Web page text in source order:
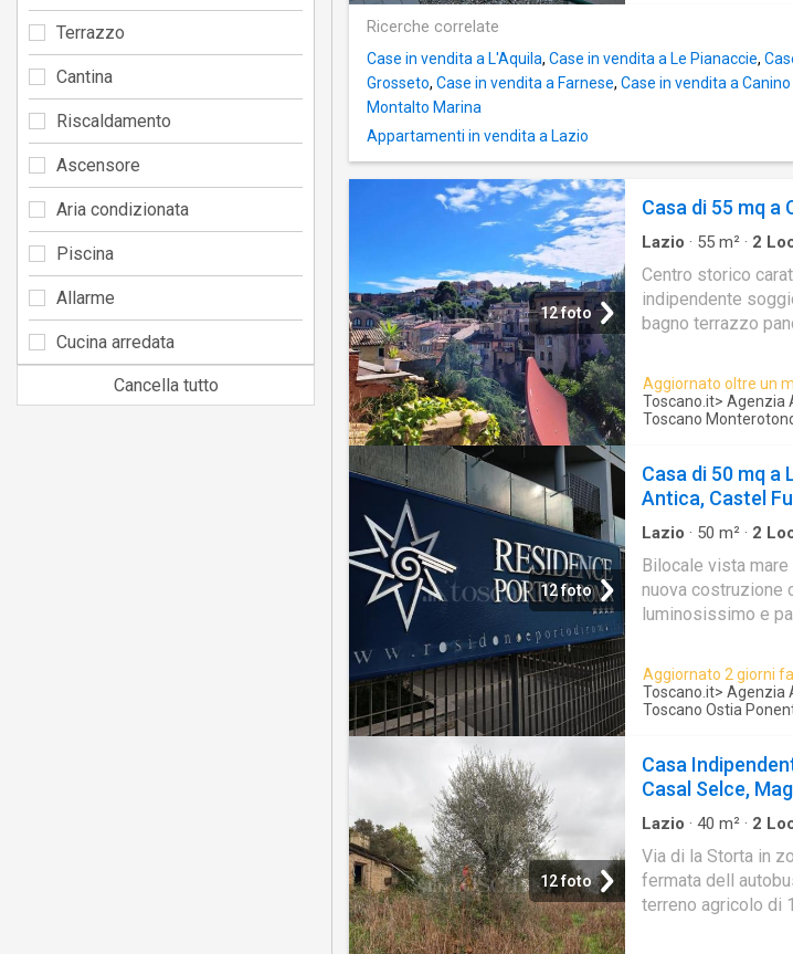
Ricerche correlate
Case in vendita a L'Aquila, Case in vendita a Le Pianaccie,
Grosseto, Case in vendita a Farnese, Case in vendita a
Montalto Marina
Appartamenti in vendita a Lazio
12 foto
Casa di 55 mq a
Lazio · 55 m² · 2
Centro storico
indipendente
bagno terrazzo
Aggiornato oltre un
Toscano.it> Agenzia
Toscano
12 foto
Casa di 50 mq a
Antica, Castel
Lazio · 50 m² · 2
Bilocale vista
nuova costruzione
luminosissimo e
Aggiornato 2 giorni fa
Toscano.it> Agenzia
Toscano Ostia
12 foto
Casa
Casal Selce,
Lazio · 40 m² · 2
Via di la Storta in
fermata dell
terreno agricolo di
Terrazzo
Cantina
Riscaldamento
Ascensore
Aria condizionata
Piscina
Allarme
Cucina arredata
Cancella tutto